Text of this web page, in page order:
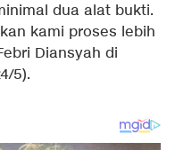
dua alat bukti.
kami proses lebih
Diansyah di
5).